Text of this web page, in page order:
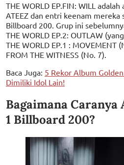
THE WORLD EP.FIN: WILL
ATEEZ dan entri keenam mereka
Billboard 200. Grup ini
THE WORLD EP.2: OUTLAW
THE WORLD EP.1 : MOVEMENT
FROM THE WITNESS (No. 7).
Baca Juga: 5 Rekor Album
Dimiliki Idol Lain!
Bagaimana Caranya
1 Billboard 200?